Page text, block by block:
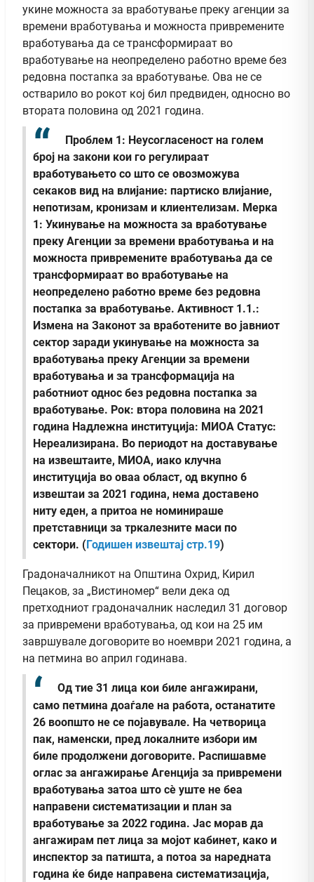
укине можноста за вработување преку агенции за
времени вработувања и можноста привремените
вработувања да се трансформираат во
вработување на неопределено работно време без
редовна постапка за вработување. Ова не се
остварило во рокот кој бил предвиден, односно во
втората половина од 2021 година.
Проблем 1: Неусогласеност на голем
број на закони кои го регулираат
вработувањето со што се овозможува
секаков вид на влијание: партиско влијание,
непотизам, кронизам и клиентелизам. Мерка
1: Укинување на можноста за вработување
преку Агенции за времени вработувања и на
можноста привремените вработувања да се
трансформираат во вработување на
неопределено работно време без редовна
постапка за вработување. Активност 1.1.:
Измена на Законот за вработените во јавниот
сектор заради укинување на можноста за
вработувања преку Агенции за времени
вработувања и за трансформација на
работниот однос без редовна постапка за
вработување. Рок: втора половина на 2021
година Надлежна институција: МИОА Статус:
Нереализирана. Во периодот на доставување
на извештаите, МИОА, иако клучна
институција во оваа област, од вкупно 6
извештаи за 2021 година, нема доставено
ниту еден, а притоа не номинираше
претставници за тркалезните маси по
сектори. (Годишен извештај стр.19)
Градоначалникот на Општина Охрид, Кирил
Пецаков, за „Вистиномер“ вели дека од
претходниот градоначалник наследил 31 договор
за привремени вработувања, од кои на 25 им
завршувале договорите во ноември 2021 година, а
на петмина во април годинава.
Од тие 31 лица кои биле ангажирани,
само петмина доаѓале на работа, останатите
26 воопшто не се појавувале. На четворица
пак, наменски, пред локалните избори им
биле продолжени договорите. Распишавме
оглас за ангажирање Агенција за привремени
вработувања затоа што сè уште не беа
направени систематизации и план за
вработување за 2022 година. Јас морав да
ангажирам пет лица за мојот кабинет, како и
инспектор за патишта, а потоа за наредната
година ќе биде направена систематизација,